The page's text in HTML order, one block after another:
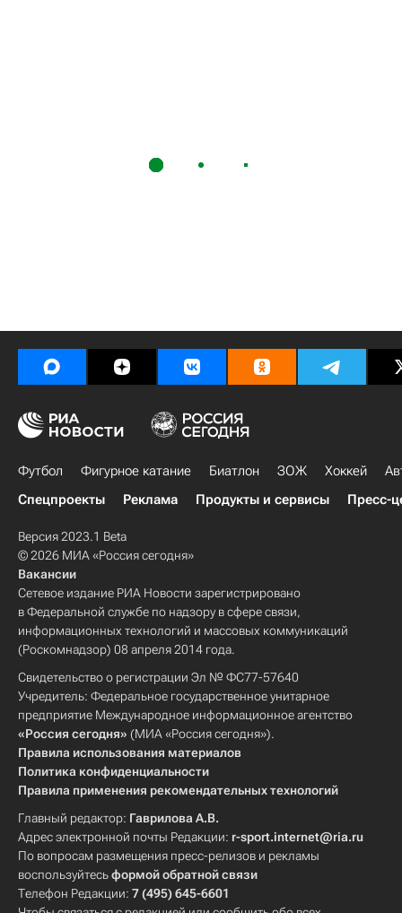
Футбол Фигурное катание Биатлон ЗОЖ Хоккей
Спецпроекты
Реклама Продукты и сервисы Пресс-
Версия 2023.1 Beta
© 2026 МИА «Россия сегодня»
Вакансии
Сетевое издание РИА Новости зарегистрировано
в Федеральной службе по надзору в сфере связи,
информационных технологий и массовых коммуникаций
(Роскомнадзор) 08 апреля 2014 года.
Свидетельство о регистрации Эл № ФС77-57640
Учредитель: Федеральное государственное унитарное
предприятие Международное информационное агентство
«Россия сегодня» (МИА «Россия сегодня»).
Правила использования материалов
Политика конфиденциальности
Правила применения рекомендательных технологий
Главный редактор: Гаврилова А.В.
Адрес электронной почты Редакции: r-sport.internet@ria.ru
По вопросам размещения пресс-релизов и рекламы
воспользуйтесьформой обратной связи
Телефон Редакции: 7 (495) 645-6601